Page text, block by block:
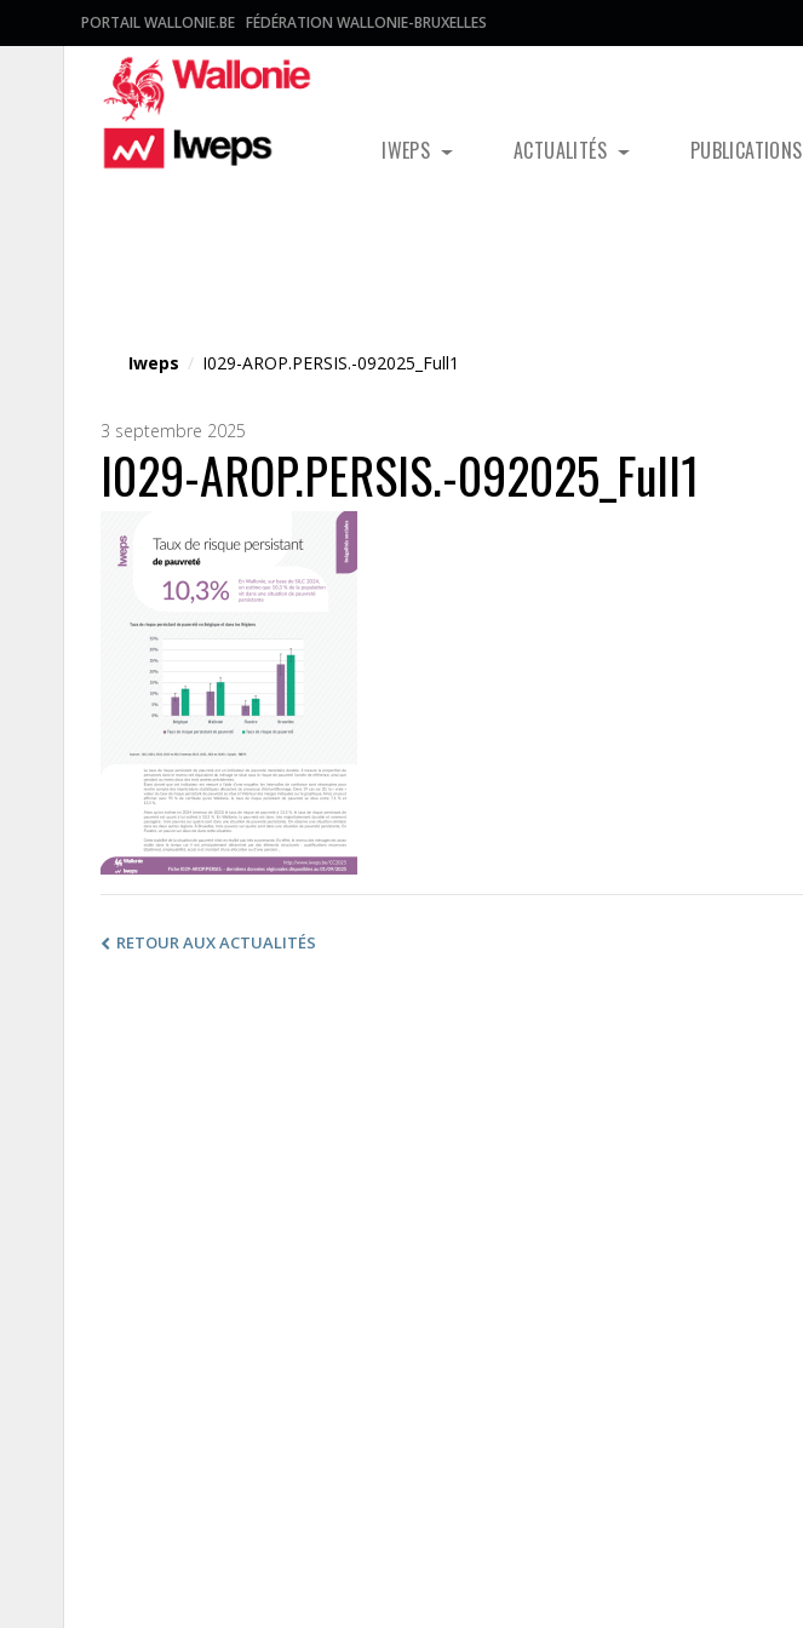
PORTAIL WALLONIE.BE FÉDÉRATION WALLONIE-BRUXELLES
IWEPS ACTUALITÉS PUBLICATIONS
Iweps / I029-AROP.PERSIS.-092025_Full1
3 septembre 2025
I029-AROP.PERSIS.-092025_Full1
RETOUR AUX ACTUALITÉS